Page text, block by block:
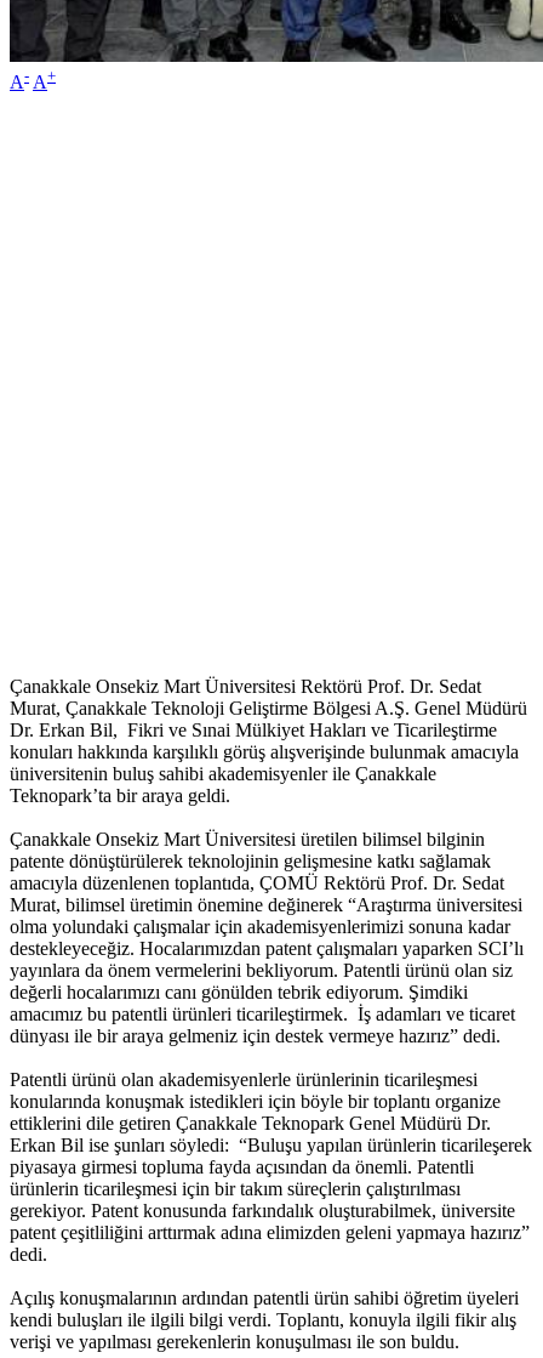
A- A+
Çanakkale Onsekiz Mart Üniversitesi Rektörü Prof. Dr. Sedat
Murat, Çanakkale Teknoloji Geliştirme Bölgesi A.Ş. Genel Müdürü
Dr. Erkan Bil, Fikri ve Sınai Mülkiyet Hakları ve Ticarileştirme
konuları hakkında karşılıklı görüş alışverişinde bulunmak amacıyla
üniversitenin buluş sahibi akademisyenler ile Çanakkale
Teknopark’ta bir araya geldi.
Çanakkale Onsekiz Mart Üniversitesi üretilen bilimsel bilginin
patente dönüştürülerek teknolojinin gelişmesine katkı sağlamak
amacıyla düzenlenen toplantıda, ÇOMÜ Rektörü Prof. Dr. Sedat
Murat, bilimsel üretimin önemine değinerek “Araştırma üniversitesi
olma yolundaki çalışmalar için akademisyenlerimizi sonuna kadar
destekleyeceğiz. Hocalarımızdan patent çalışmaları yaparken SCI’lı
yayınlara da önem vermelerini bekliyorum. Patentli ürünü olan siz
değerli hocalarımızı canı gönülden tebrik ediyorum. Şimdiki
amacımız bu patentli ürünleri ticarileştirmek. İş adamları ve ticaret
dünyası ile bir araya gelmeniz için destek vermeye hazırız” dedi.
Patentli ürünü olan akademisyenlerle ürünlerinin ticarileşmesi
konularında konuşmak istedikleri için böyle bir toplantı organize
ettiklerini dile getiren Çanakkale Teknopark Genel Müdürü Dr.
Erkan Bil ise şunları söyledi: “Buluşu yapılan ürünlerin ticarileşerek
piyasaya girmesi topluma fayda açısından da önemli. Patentli
ürünlerin ticarileşmesi için bir takım süreçlerin çalıştırılması
gerekiyor. Patent konusunda farkındalık oluşturabilmek, üniversite
patent çeşitliliğini arttırmak adına elimizden geleni yapmaya hazırız”
dedi.
Açılış konuşmalarının ardından patentli ürün sahibi öğretim üyeleri
kendi buluşları ile ilgili bilgi verdi. Toplantı, konuyla ilgili fikir alış
verişi ve yapılması gerekenlerin konuşulması ile son buldu.